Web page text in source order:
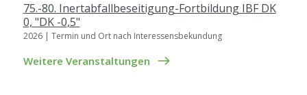
75.-80. Inertabfallbeseitigung-Fortbildung IBF DK
0, "DK -0,5"
2026 | Termin und Ort nach Interessensbekundung
Weitere Veranstaltungen